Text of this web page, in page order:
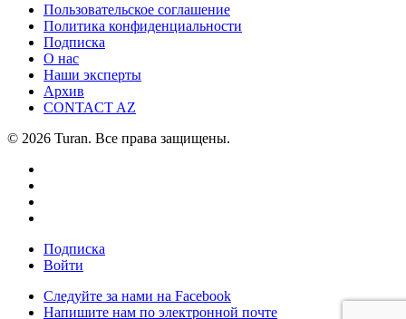
Пользовательское соглашение
Политика конфиденциальности
Подписка
О нас
Наши эксперты
Архив
CONTACT AZ
© 2026 Turan. Все права защищены.
Подписка
Войти
Следуйте за нами на Facebook
Напишите нам по электронной почте